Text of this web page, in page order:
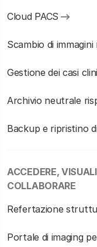
Cloud PACS
Scambio di immagini
Gestione dei casi
Archivio neutrale
Backup e ripristino
ACCEDERE,
COLLABORARE
Refertazione
Portale di imaging